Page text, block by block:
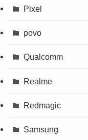
Pixel
povo
Qualcomm
Realme
Redmagic
Samsung